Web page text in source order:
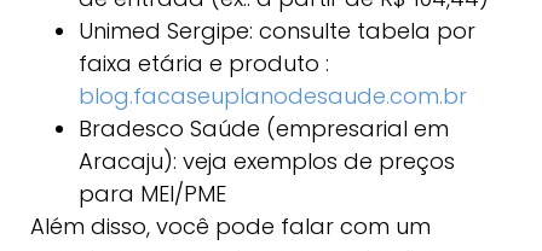
Unimed Sergipe: consulte tabela por
faixa etária e produto :
blog.facaseuplanodesaude.com.br
Bradesco Saúde (empresarial em
Aracaju): veja exemplos de preços
para MEI/PME
Além disso, você pode falar com um